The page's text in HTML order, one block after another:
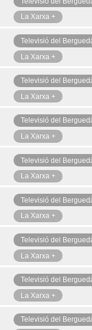
La Xarxa +
Televisió del
La Xarxa +
Televisió del
La Xarxa +
Televisió del
La Xarxa +
Televisió del
La Xarxa +
Televisió del
La Xarxa +
Televisió del
La Xarxa +
Televisió del
La Xarxa +
Televisió del